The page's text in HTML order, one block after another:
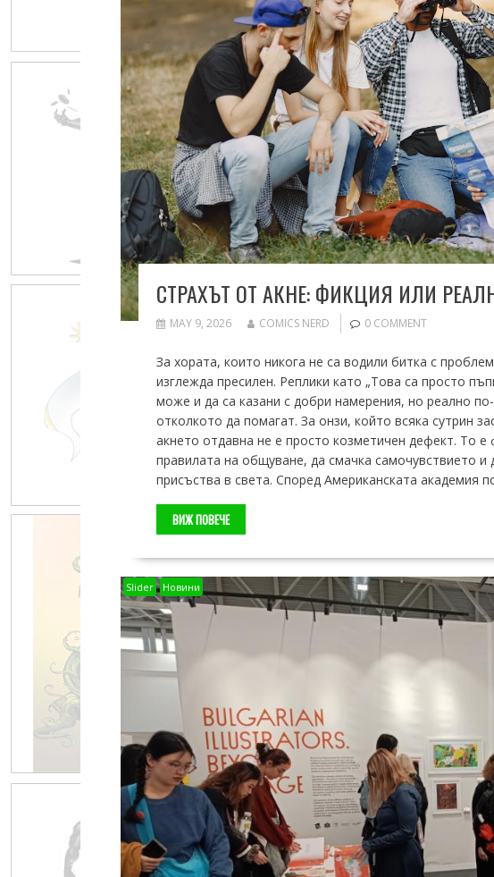
СТРАХЪТ ОТ АКНЕ: ФИКЦИЯ ИЛИ
MAY 9, 2026 COMICS NERD 0 COMMENT
За хората, които никога не са водили битка с
изглежда пресилен. Реплики като „Това са просто
може и да са казани с добри намерения, но реално
отколкото да помагат. За онзи, който всяка сутрин
акнето отдавна не е просто козметичен дефект. То
правилата на общуване, да смачка самочувствието и
присъства в света. Според Американската академия
ВИЖ ПОВЕЧЕ
Slider Новини